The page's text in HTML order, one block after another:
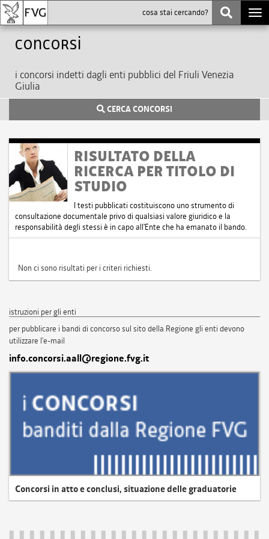
Concorsi
i concorsi indetti dagli enti pubblici del Friuli Venezia
Giulia
CERCA CONCORSI
RISULTATO DELLA
RICERCA PER TITOLO DI
STUDIO
I testi pubblicati costituiscono uno strumento di
consultazione documentale privo di qualsiasi valore giuridico e la
responsabilità degli stessi è in capo all'Ente che ha emanato il bando.
Non ci sono risultati per i criteri richiesti.
istruzioni per gli enti
per pubblicare i bandi di concorso sul sito della Regione gli enti devono
utilizzare l'e-mail
info.concorsi.aall@regione.fvg.it
Concorsi in atto e conclusi, situazione delle graduatorie